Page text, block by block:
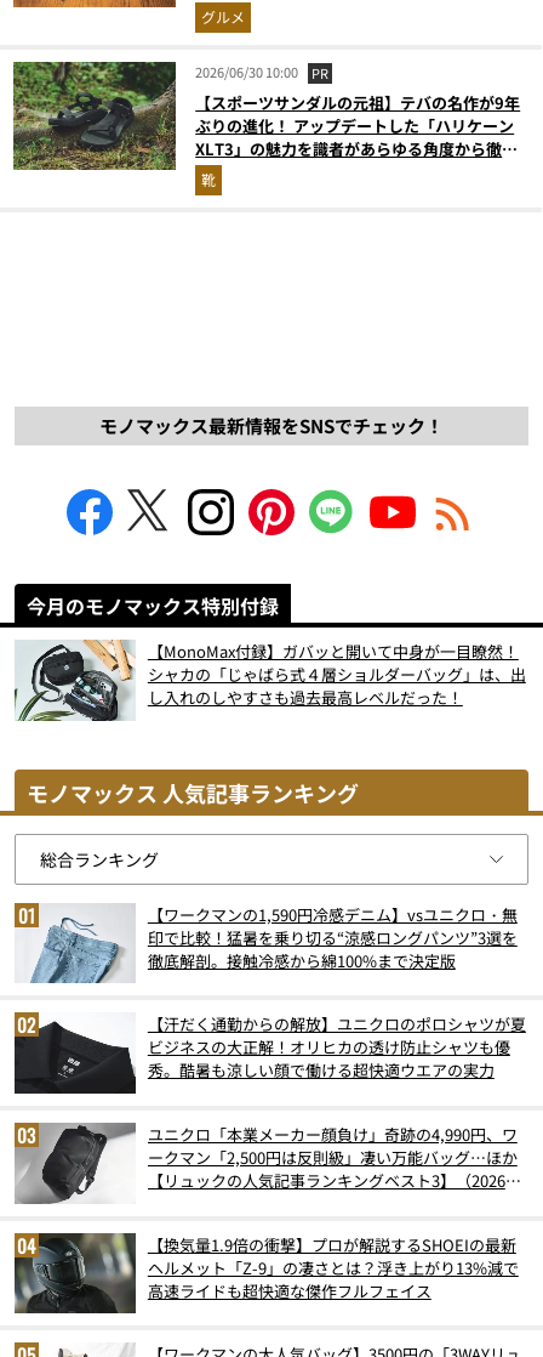
グルメ
2026/06/30 10:00 PR
【スポーツサンダルの元祖】テバの名作が9年
ぶりの進化！ アップデートした「ハリケーン
XLT3」の魅力を識者があらゆる角度から徹底
解説！
靴
モノマックス最新情報をSNSでチェック！
今月のモノマックス特別付録
【MonoMax付録】ガバッと開いて中身が一目瞭然！
シャカの「じゃばら式４層ショルダーバッグ」は、出
し入れのしやすさも過去最高レベルだった！
モノマックス 人気記事ランキング
【ワークマンの1,590円冷感デニム】vsユニクロ・無
印で比較！猛暑を乗り切る“涼感ロングパンツ”3選を
徹底解剖。接触冷感から綿100%まで決定版
【汗だく通勤からの解放】ユニクロのポロシャツが夏
ビジネスの大正解！オリヒカの透け防止シャツも優
秀。酷暑も涼しい顔で働ける超快適ウエアの実力
ユニクロ「本業メーカー顔負け」奇跡の4,990円、ワ
ークマン「2,500円は反則級」凄い万能バッグ…ほか
【リュックの人気記事ランキングベスト3】（2026年
【換気量1.9倍の衝撃】プロが解説するSHOEIの最新
ヘルメット「Z-9」の凄さとは？浮き上がり13%減で
高速ライドも超快適な傑作フルフェイス